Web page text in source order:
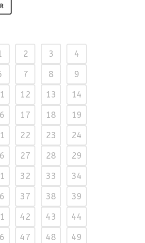
2 3
4
7 8
9
12 13
14
17 18
19
22 23
24
27 28
29
32 33
34
37 38
39
42 43
44
47 48
49